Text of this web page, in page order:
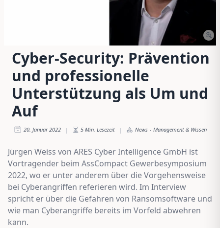
Cyber-Security: Prävention
und professionelle
Unterstützung als Um und
Auf
20. Januar 2022 | 5 Min. Lesezeit | News - Management & Wissen
Jürgen Weiss von ARES Cyber Intelligence GmbH ist
Vortragender beim AssCompact Gewerbesymposium
2022, wo er unter anderem über die Vorgehensweise
bei Cyberangriffen referieren wird. Im Interview
spricht er über die Gefahren von Ransomsoftware und
wie man Cyberangriffe bereits im Vorfeld abwehren
kann.